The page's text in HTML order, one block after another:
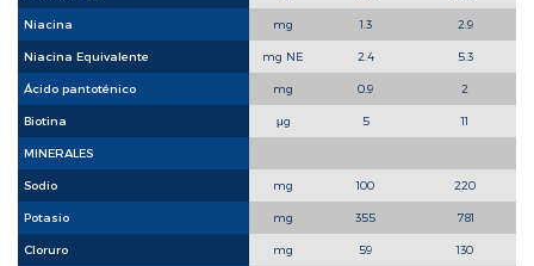
Niacina mg 1.3 2.9
Niacina Equivalente mg NE 2.4 5.3
Ácido pantoténico mg 0.9 2
Biotina μg 5 11
MINERALES
Sodio mg 100 220
Potasio mg 355 781
Cloruro mg 59 130